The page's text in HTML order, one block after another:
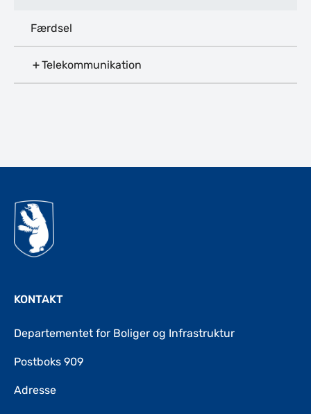
Færdsel
Telekommunikation
KONTAKT
Departementet for Boliger og Infrastruktur
Postboks 909
Adresse